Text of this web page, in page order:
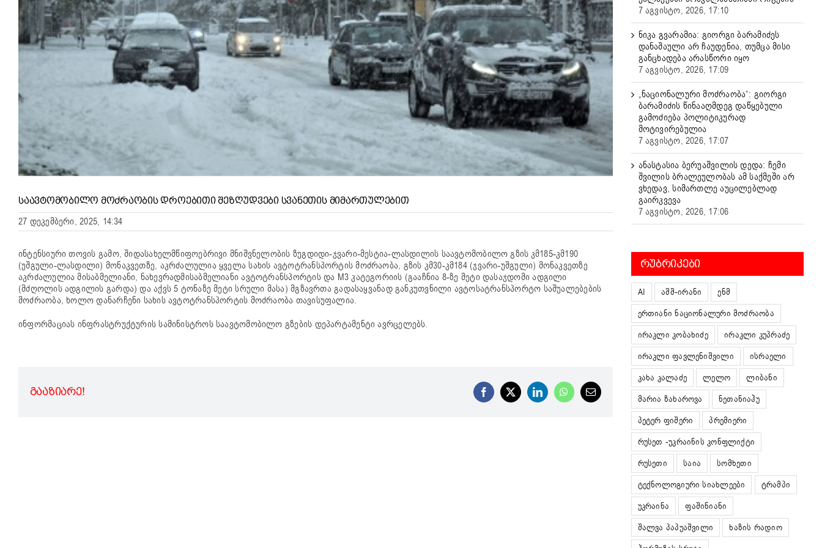
ᲡᲐᲐᲕᲢᲝᲛᲝᲑᲘᲚᲝ ᲛᲝᲫᲠᲐᲝᲑᲘᲡ ᲓᲠᲝᲔᲑᲘᲗᲘ ᲨᲔᲖᲦᲣᲓᲕᲔᲑᲘ ᲡᲕᲐᲜᲔᲗᲘᲡ ᲛᲘᲛᲐᲠᲗᲣᲚᲔᲑᲘᲗ
27 დეკემბერი, 2025, 14:34
ინტენსიური თოვის გამო, შიდასახელმწიფოებრივი მნიშვნელობის ზუგდიდი-ჯვარი-მესტია-ლასდილის საავტომობილო გზის კმ185-კმ190
(უშგული-ლასდილი) მონაკვეთზე, აკრძალულია ყველა სახის ავტოტრანსპორტის მოძრაობა, გზის კმ30-კმ184 (ჯვარი-უშგული) მონაკვეთზე
აკრძალულია მისაბმელიანი, ნახევრადმისაბმელიანი ავტოტრანსპორტის და M3 კატეგორიის (გააჩნია 8-ზე მეტი დასაჯდომი ადგილი
(მძღოლის ადგილის გარდა) და აქვს 5 ტონაზე მეტი სრული მასა) მგზავრთა გადასაყვანად განკუთვნილი ავტოსატრანსპორტო საშუალებების
მოძრაობა, ხოლო დანარჩენი სახის ავტოტრანსპორტის მოძრაობა თავისუფალია.
ინფორმაციას ინფრასტრუქტურის სამინისტროს საავტომობილო გზების დეპარტამენტი ავრცელებს.
ᲒᲐᲐᲖᲘᲐᲠᲔ! Facebook
X LinkedInWhatsApp
Email
7 აგვისტო, 2026, 17:10
ნიკა გვარამია: გიორგი ბარამიძეს
დანაშაული არ ჩაუდენია, თუმცა მისი
განცხადება არასწორი იყო
7 აგვისტო, 2026, 17:09
„ნაციონალური მოძრაობა“: გიორგი
ბარამიძის წინააღმდეგ დაწყებული
გამოძიება პოლიტიკურად
მოტივირებულია
7 აგვისტო, 2026, 17:07
ანასტასია ბერუაშვილის დედა: ჩემი
შვილის ბრალეულობას ამ საქმეში არ
ვხედავ, სიმართლე აუცილებლად
გაირკვევა
7 აგვისტო, 2026, 17:06
ᲠᲣᲑᲠᲘᲙᲔᲑᲘ
AI აშშ-ირანი
ენმ
ერთიანი ნაციონალური მოძრაობა
ირაკლი კობახიძე
ირაკლი კუპრაძე
ირაკლი ფავლენიშვილი
ისრაელი
კახა კალაძე
ლელო
ლიბანი
მარია ზახაროვა
ნეთანიაჰუ
პეტერ ფიშერი
პრემიერი
რუსეთ -უკრაინის კონფლიქტი
რუსეთი
საია
სომხეთი
ტექნოლოგიური სიახლეები
ტრამპი
უკრაინა
ფაშინიანი
შალვა პაპუაშვილი
ხაზის რადიო